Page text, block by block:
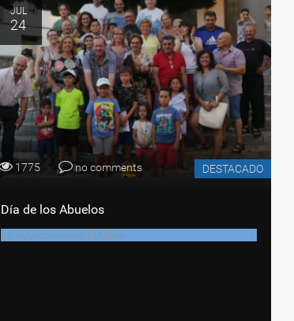
JUL
24
1775 no comments DESTACADO
Día de los Abuelos
by Ayuntamiento El Molar